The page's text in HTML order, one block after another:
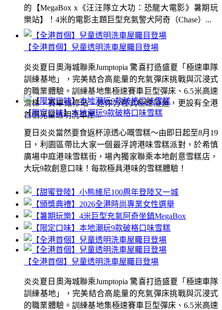
【全港首個】兒童透明洗車屋矚目登場
炎炎夏日奧海城聯乘Jumptopia 驚喜打造盛夏「極速車隊
訓練基地」，完美結合高能量的充氣彈床挑戰與沉浸式
的職業體驗。訓練基地集極速賽車巨型彈床、6.5米高速
滑梯、賽車維修站、迷你方程式極速隧道，更設有全港
首個兒童透明洗車屋...
的【MegaBox x《汪汪隊立大功：恐龍大電影》暑期玩
樂站】！4米的電影主題巨型充氣警犬阿奇（Chase）...
【限定口味】本地潮玩9款破格口味雪糕
夏日炎炎當然要食返杯涼透心嘅雪糕～由即日起至8月19
日，利園區帶比大家一個最浮誇港味雪糕派對，於希慎
廣場中庭港味雪糕街，場內獨家聯乘本地創意雪糕店，
大玩9款創意口味！每款極具港味的雪糕體驗！
【全港首個】兒童透明洗車屋矚目登場
炎炎夏日奧海城聯乘Jumptopia 驚喜打造盛夏「極速車隊
訓練基地」，完美結合高能量的充氣彈床挑戰與沉浸式
的職業體驗。訓練基地集極速賽車巨型彈床、6.5米高速